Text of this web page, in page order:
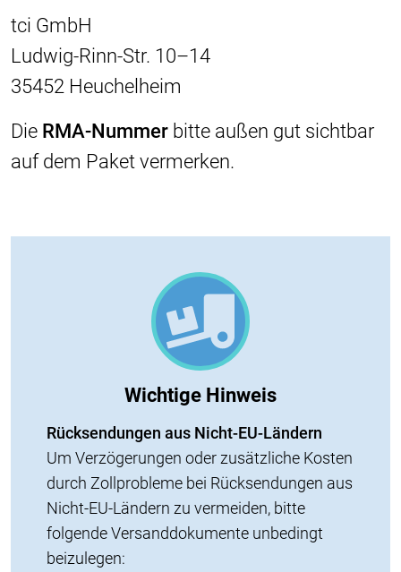
tci GmbH
Ludwig-Rinn-Str. 10–14
35452 Heuchelheim
Die RMA-Nummer bitte außen gut sichtbar
auf dem Paket vermerken.
Wichtige Hinweis
Rücksendungen aus Nicht-EU-Ländern
Um Verzögerungen oder zusätzliche Kosten
durch Zollprobleme bei Rücksendungen aus
Nicht-EU-Ländern zu vermeiden, bitte
folgende Versanddokumente unbedingt
beizulegen: